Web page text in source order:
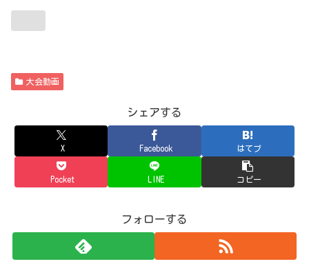
大会動画
シェアする
X Facebook はてブ
Pocket LINE コピー
フォローする